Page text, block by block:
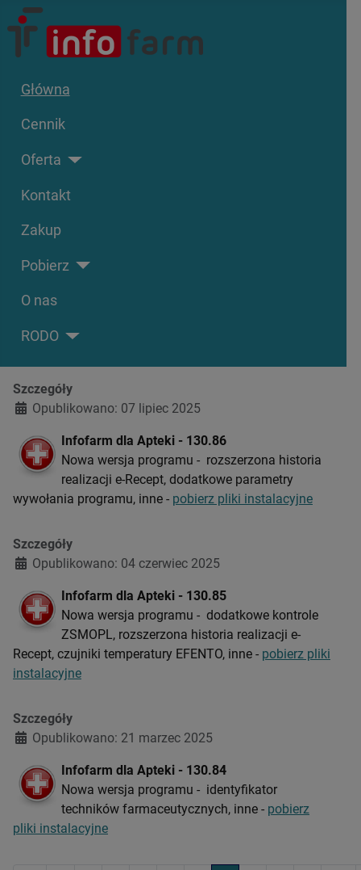
Główna
Cennik
Oferta
Kontakt
Zakup
Pobierz
O nas
RODO
Szczegóły
Opublikowano: 07 lipiec 2025
Infofarm dla Apteki - 130.86
Nowa wersja programu - rozszerzona historia
realizacji e-Recept, dodatkowe parametry
wywołania programu, inne - pobierz pliki instalacyjne
Szczegóły
Opublikowano: 04 czerwiec 2025
Infofarm dla Apteki - 130.85
Nowa wersja programu - dodatkowe kontrole
ZSMOPL, rozszerzona historia realizacji e-
Recept, czujniki temperatury EFENTO, inne - pobierz pliki
instalacyjne
Szczegóły
Opublikowano: 21 marzec 2025
Infofarm dla Apteki - 130.84
Nowa wersja programu - identyfikator
techników farmaceutycznych, inne - pobierz
pliki instalacyjne